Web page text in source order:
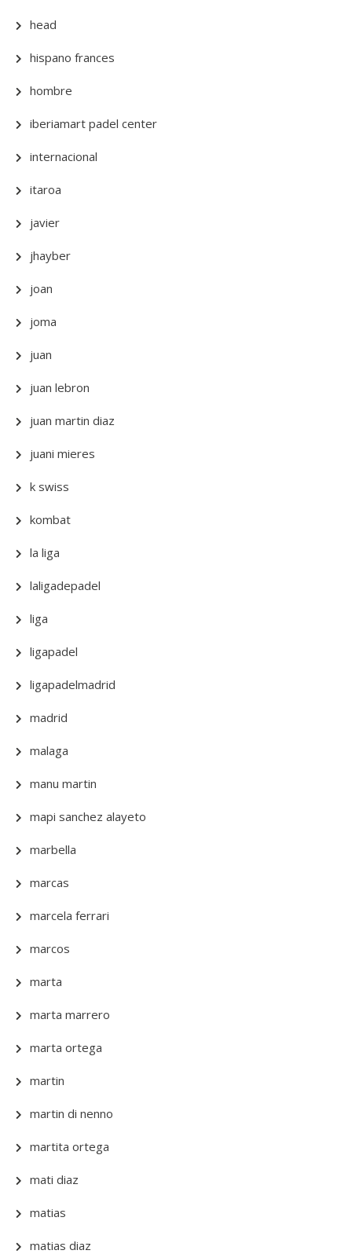
head
hispano frances
hombre
iberiamart padel center
internacional
itaroa
javier
jhayber
joan
joma
juan
juan lebron
juan martin diaz
juani mieres
k swiss
kombat
la liga
laligadepadel
liga
ligapadel
ligapadelmadrid
madrid
malaga
manu martin
mapi sanchez alayeto
marbella
marcas
marcela ferrari
marcos
marta
marta marrero
marta ortega
martin
martin di nenno
martita ortega
mati diaz
matias
matias diaz